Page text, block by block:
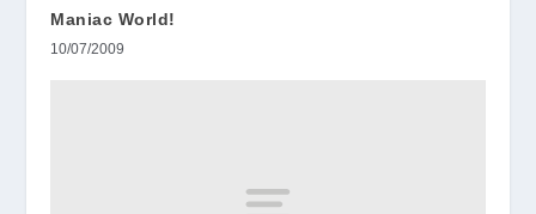
Maniac World!
10/07/2009